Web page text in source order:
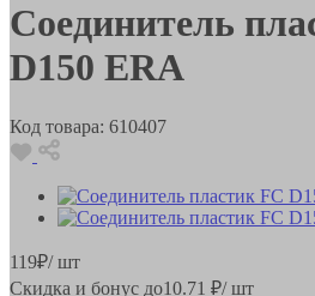
Соединитель
D150 ERA
Код товара: 610407
119₽/ шт
Скидка и бонус до10.71 ₽/ шт